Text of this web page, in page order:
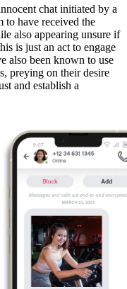
chat initiated by a
to have received the
also appearing unsure if
is just an act to engage
also been known to use
preying on their desire
and establish a